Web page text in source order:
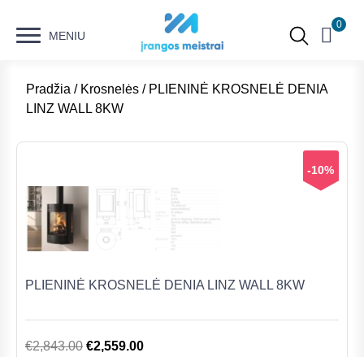
MENIU
0
Pradžia / Krosnelės / PLIENINĖ KROSNELĖ DENIA
LINZ WALL 8KW
-10%
PLIENINĖ KROSNELĖ DENIA LINZ WALL 8KW
€2,843.00 Original
€2,559.00Current